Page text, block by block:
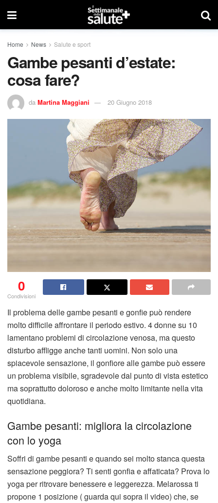
Home News Salute e sport
Gambe pesanti d’estate:
cosa fare?
da Martina Maggiani 20 Giugno 2018
0
Condivisioni
Il problema delle gambe pesanti e gonfie può rendere
molto difficile affrontare il periodo estivo. 4 donne su 10
lamentano problemi di circolazione venosa, ma questo
disturbo affligge anche tanti uomini. Non solo una
spiacevole sensazione, il gonfiore alle gambe può essere
un problema visibile, sgradevole dal punto di vista estetico
ma soprattutto doloroso e anche molto limitante nella vita
quotidiana.
Gambe pesanti: migliora la circolazione
con lo yoga
Soffri di gambe pesanti e quando sei molto stanca questa
sensazione peggiora? Ti senti gonfia e affaticata? Prova lo
yoga per ritrovare benessere e leggerezza. Melarossa ti
propone 1 posizione ( guarda qui sopra il video) che, se